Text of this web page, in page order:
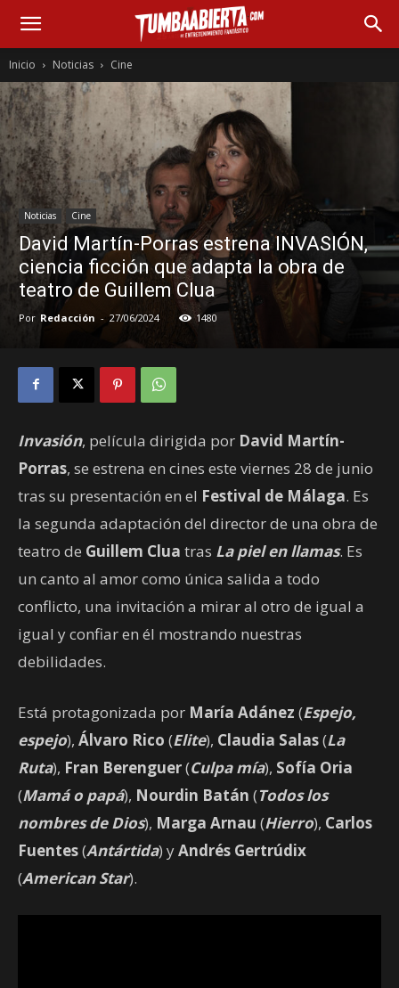
Inicio Noticias Cine
Noticias Cine
David Martín-Porras estrena INVASIÓN,
ciencia ficción que adapta la obra de
teatro de Guillem Clua
Por Redacción - 27/06/2024 1480
Invasión, película dirigida por David Martín-
Porras, se estrena en cines este viernes 28 de junio
tras su presentación en el Festival de Málaga. Es
la segunda adaptación del director de una obra de
teatro de Guillem Clua tras La piel en llamas. Es
un canto al amor como única salida a todo
conflicto, una invitación a mirar al otro de igual a
igual y confiar en él mostrando nuestras
debilidades.
Está protagonizada por María Adánez (Espejo,
espejo), Álvaro Rico (Elite), Claudia Salas(La
Ruta), Fran Berenguer(Culpa mía), Sofía Oria
(Mamá o papá), Nourdin Batán (Todos los
nombres de Dios), Marga Arnau (Hierro), Carlos
Fuentes(Antártida) yAndrés Gertrúdix
(American Star).